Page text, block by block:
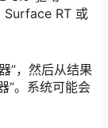
Surface RT 或
”，然后从结果
”。系统可能会